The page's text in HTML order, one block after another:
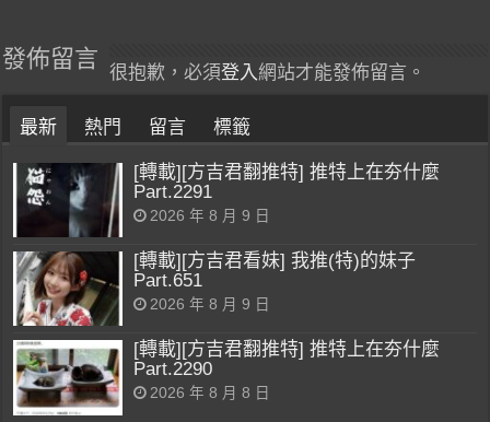
發佈留言
很抱歉，必須登入網站才能發佈留言。
最新 熱門 留言 標籤
[轉載][方吉君翻推特] 推特上在夯什麼
Part.2291
2026 年 8 月 9 日
[轉載][方吉君看妹] 我推(特)的妹子
Part.651
2026 年 8 月 9 日
[轉載][方吉君翻推特] 推特上在夯什麼
Part.2290
2026 年 8 月 8 日